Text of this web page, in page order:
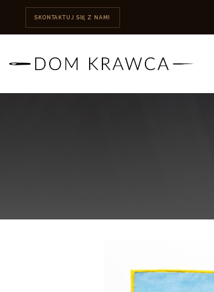
SKONTAKTUJ SIĘ Z NAMI